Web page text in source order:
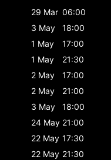
29 Mar 06:00
3 May
18:00
1 May
17:00
1 May
21:30
2 May
17:00
2 May
21:00
3 May
18:00
24 May 21:00
22 May 17:30
22 May 21:30